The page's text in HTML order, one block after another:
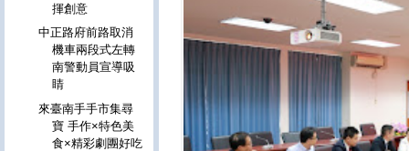
揮創意
中正路府前路取消
機車兩段式左轉
南警動員宣導吸
睛
來臺南手手市集尋
寶 手作×特色美
食×精彩劇團好吃